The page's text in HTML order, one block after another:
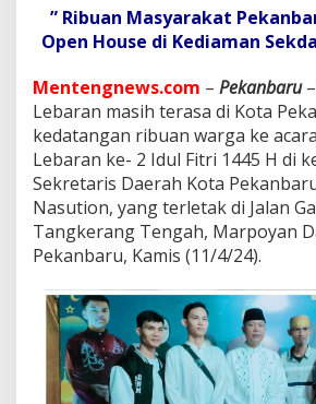
e
l
r
p
e
n
H
o
u
s
e
d
u
l
F
i
” Ribuan Masyarakat
Open House di Kediaman
Mentengnews.com – Pekanbaru
Lebaran masih terasa di Kota
kedatangan ribuan warga ke
Lebaran ke- 2 Idul Fitri 1445 H di
Sekretaris Daerah Kota
Nasution, yang terletak di Jalan
Tangkerang Tengah, Marpoyan
Pekanbaru, Kamis (11/4/24).